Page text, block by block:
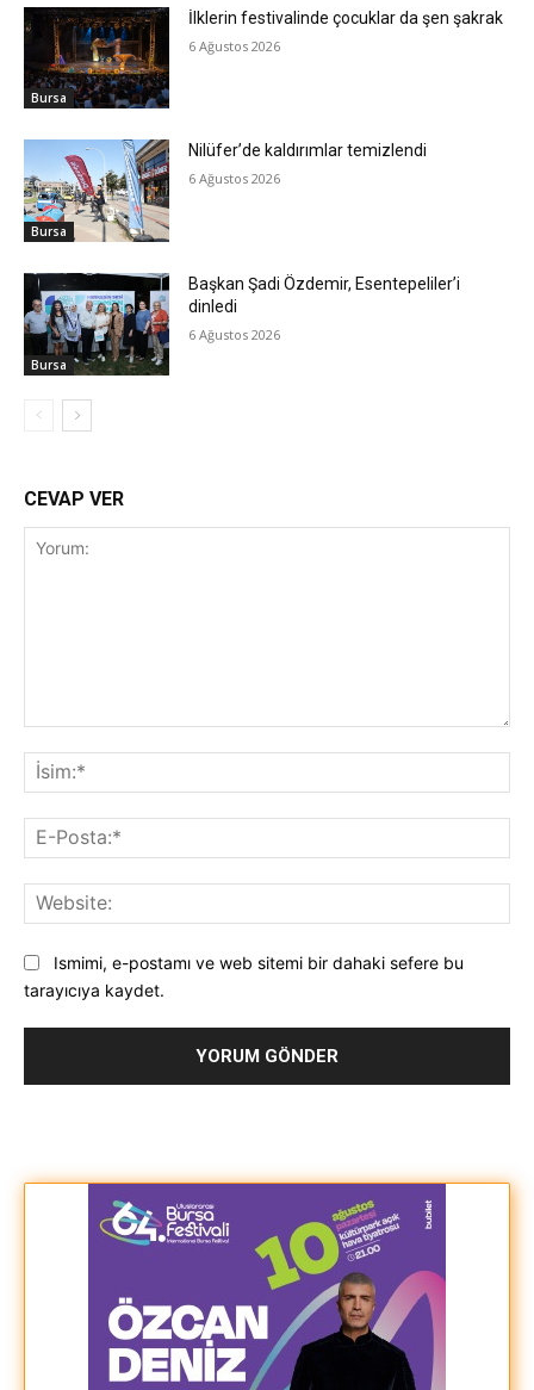
Bursa
İlklerin festivalinde çocuklar da şen şakrak
6 Ağustos 2026
Bursa
Nilüfer’de kaldırımlar temizlendi
6 Ağustos 2026
Bursa
Başkan Şadi Özdemir, Esentepeliler’i
dinledi
6 Ağustos 2026
CEVAP VER
Ismimi, e-postamı ve web sitemi bir dahaki sefere bu
tarayıcıya kaydet.